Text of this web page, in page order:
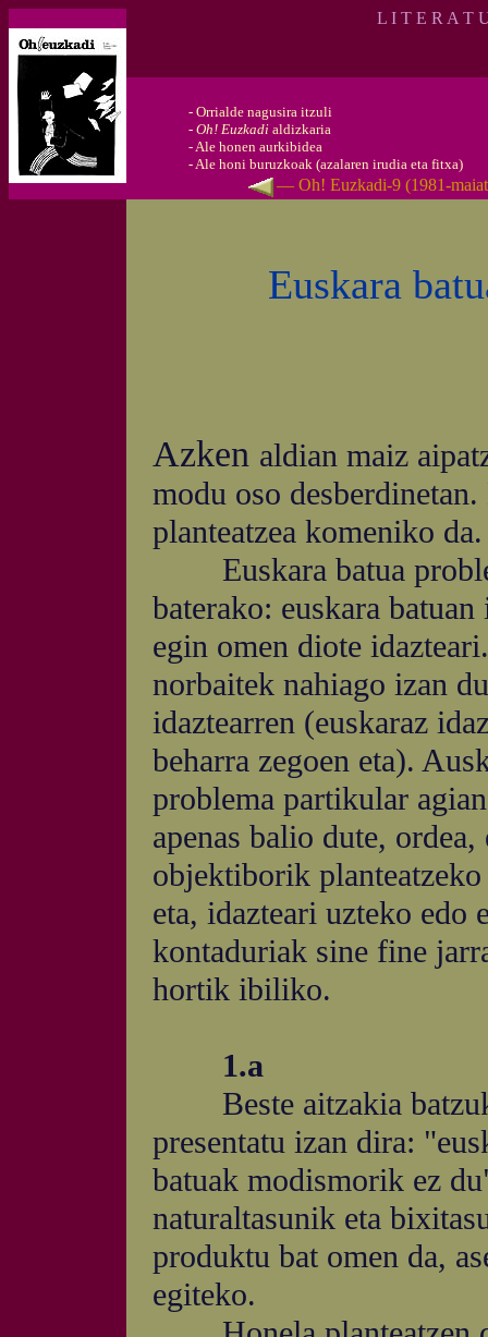
L I T E R A T
- Orrialde nagusira itzuli
- Oh! Euzkadi aldizkaria
-Ale honen aurkibidea
-Ale honi buruzkoak (azalaren irudia eta fitxa)
— Oh! Euzkadi-9 (1981-
Euskara
Azken aldian maiz
modu oso
planteatzea komeniko da.
Euskara batua
baterako: euskara
egin omen diote
norbaitek nahiago izan
idaztearren (euskaraz
beharra zegoen eta).
problema partikular
apenas balio dute,
objektiborik
eta, idazteari uzteko edo
kontaduriak sine fine
hortik ibiliko.
1.a
Beste aitzakia batzuk
presentatu izan dira:
batuak modismorik ez
naturaltasunik eta
produktu bat omen da,
egiteko.